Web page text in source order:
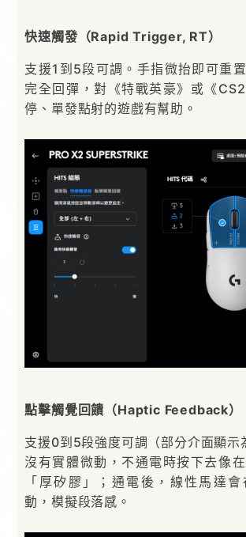
快速觸發（Rapid Trigger, RT）
支援1到5段可調。手指微抬即可重
完全回彈，對《特戰英豪》或《
停、單發點射的遊戲有幫助。
點擊觸覺回饋（Haptic Feedback）
支援0到5段強度可調（部分介面顯示
沒有實體微動，不通電時按下去像
「厚矽膠」；通電後，線性馬達
動，模擬段落感。